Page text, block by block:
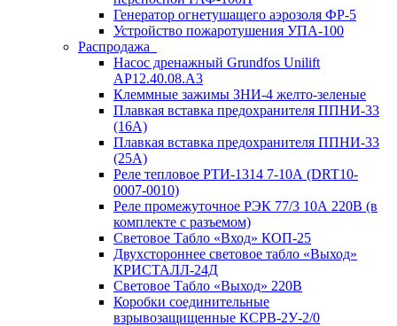
Генератор огнетушащего аэрозоля ФР-5
Устройство пожаротушения УПА-100
Распродажа
Насос дренажный Grundfos Unilift
АP12.40.08.A3
Клеммные зажимы ЗНИ-4 желто-зеленые
Плавкая вставка предохранителя ППНИ-33
(16А)
Плавкая вставка предохранителя ППНИ-33
(25А)
Реле тепловое РТИ-1314 7-10А (DRT10-
0007-0010)
Реле промежуточное РЭК 77/3 10А 220В (в
комплекте с разъемом)
Световое Табло «Вход» КОП-25
Двухстороннее световое табло «Выход»
КРИСТАЛЛ-24Д
Световое Табло «Выход» 220В
Коробки соединительные
взрывозащищенные КСРВ-2У-2/0